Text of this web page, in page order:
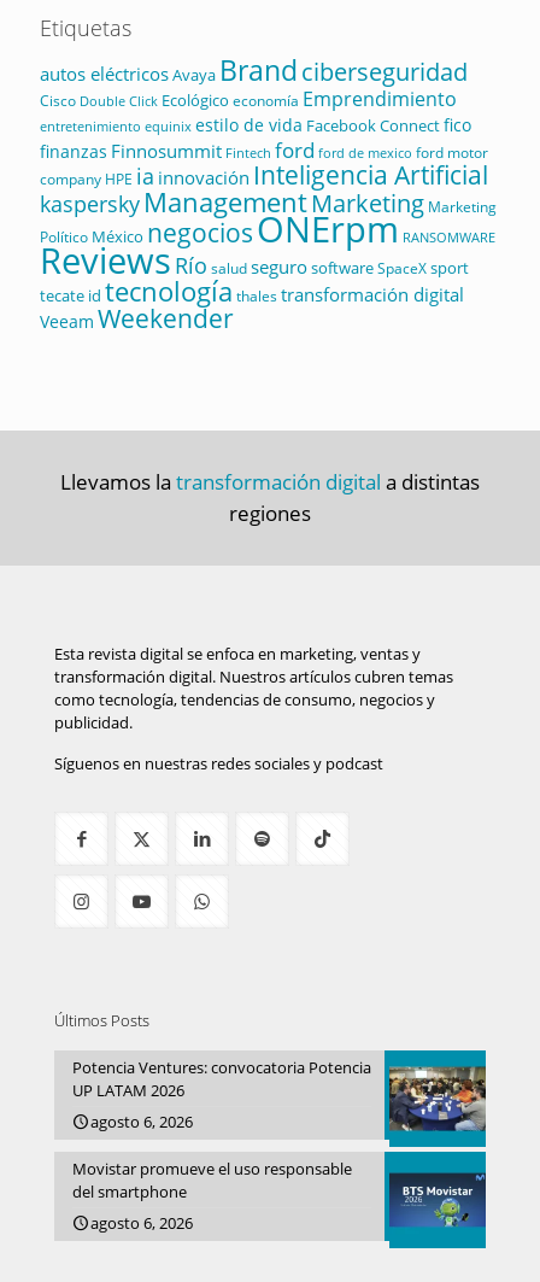
Etiquetas
autos eléctricosAvaya Brandciberseguridad
Cisco Double Click Ecológico economía Emprendimiento
entretenimiento equinix estilo de vida Facebook Connectfico
finanzas Finnosummit Fintech ford ford de mexico ford motor
company HPE ia innovación Inteligencia Artificial
kaspersky ManagementMarketing Marketing
Político México negociosONErpm RANSOMWARE
Reviews Río saludsegurosoftwareSpaceXsport
tecate id tecnología thalestransformación digital
Veeam Weekender
Llevamos la transformación digital a distintas
regiones
Esta revista digital se enfoca en marketing, ventas y
transformación digital. Nuestros artículos cubren temas
como tecnología, tendencias de consumo, negocios y
publicidad.
Síguenos en nuestras redes sociales y podcast
Últimos Posts
Potencia Ventures: convocatoria Potencia
UP LATAM 2026
agosto 6, 2026
Movistar promueve el uso responsable
del smartphone
agosto 6, 2026